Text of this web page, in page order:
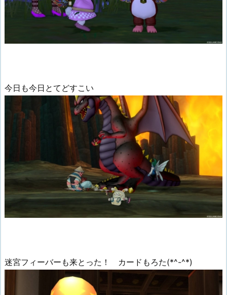
今日も今日とてどすこい
迷宮フィーバーも来とった！ カードもろた(*^-^*)